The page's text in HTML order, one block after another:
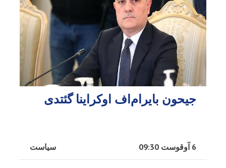
جیحون بایرام‌اف اوکراینا گئتدی
سیاست 6 آوقوست 09:30